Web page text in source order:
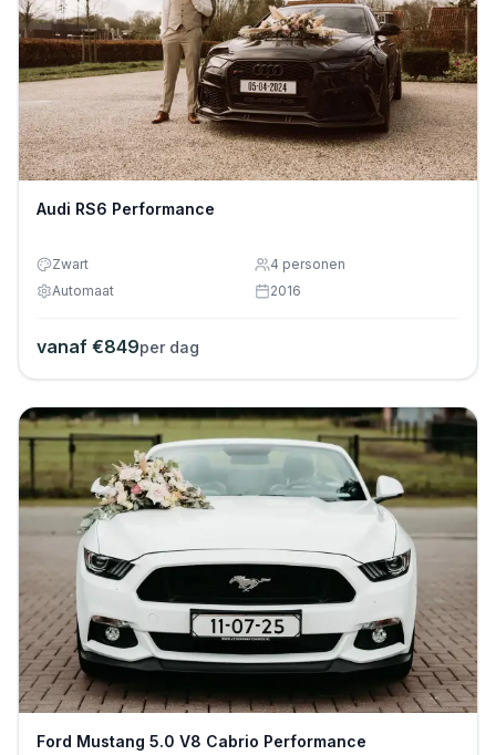
Audi RS6 Performance
Zwart 4 personen
Automaat
2016
vanaf €849per dag
Ford Mustang 5.0 V8 Cabrio Performance